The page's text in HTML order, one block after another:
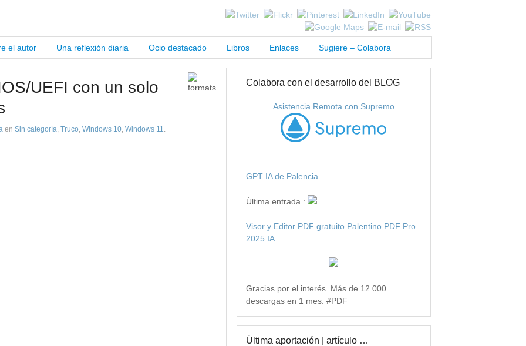
el autor Una reflexión diaria Ocio destacado Libros Enlaces Sugiere – Colabora
UEFI con un solo
en Sin categoría, Truco, Windows 10, Windows 11.
Colabora con el desarrollo del BLOG
Asistencia Remota con Supremo
GPT IA de Palencia.
Última entrada :
Visor y Editor PDF gratuito Palentino PDF Pro
2025 IA
Gracias por el interés. Más de 12.000
descargas en 1 mes. #PDF
Última aportación | artículo …